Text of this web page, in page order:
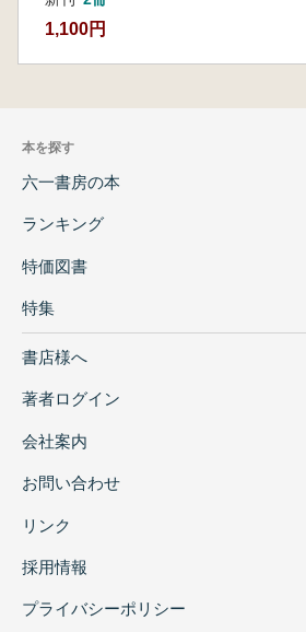
1,100円
本を探す
六一書房の本
ランキング
特価図書
特集
書店様へ
著者ログイン
会社案内
お問い合わせ
リンク
採用情報
プライバシーポリシー